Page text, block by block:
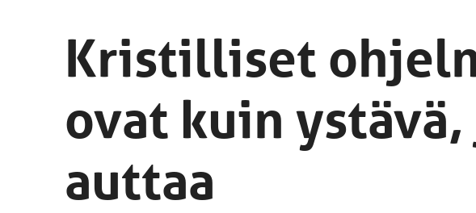
Kristilliset
ovat kuin ystävä,
auttaa